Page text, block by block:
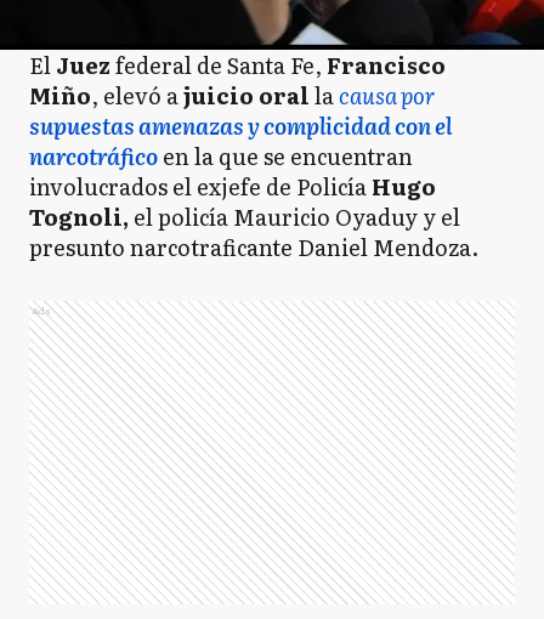
ElJuezfederal de Santa Fe, Francisco
Miño, elevó ajuicio orallacausa por
supuestas amenazas y complicidad con el
narcotráficoen la que se encuentran
involucrados el exjefe de PolicíaHugo
Tognoli, el policía Mauricio Oyaduy y el
presunto narcotraficante Daniel Mendoza.
Ads